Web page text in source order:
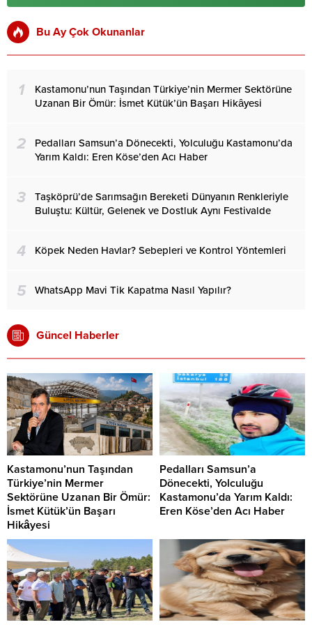
Bu Ay Çok Okunanlar
1
Kastamonu’nun Taşından Türkiye’nin Mermer Sektörüne
Uzanan Bir Ömür: İsmet Kütük’ün Başarı Hikâyesi
2
Pedalları Samsun’a Dönecekti, Yolculuğu Kastamonu’da
Yarım Kaldı: Eren Köse’den Acı Haber
3
Taşköprü’de Sarımsağın Bereketi Dünyanın Renkleriyle
Buluştu: Kültür, Gelenek ve Dostluk Aynı Festivalde
4 Köpek Neden Havlar? Sebepleri ve Kontrol Yöntemleri
5 WhatsApp Mavi Tik Kapatma Nasıl Yapılır?
Güncel Haberler
Kastamonu’nun Taşından
Türkiye’nin Mermer
Sektörüne Uzanan Bir Ömür:
İsmet Kütük’ün Başarı
Hikâyesi
Pedalları Samsun’a
Dönecekti, Yolculuğu
Kastamonu’da Yarım Kaldı:
Eren Köse’den Acı Haber